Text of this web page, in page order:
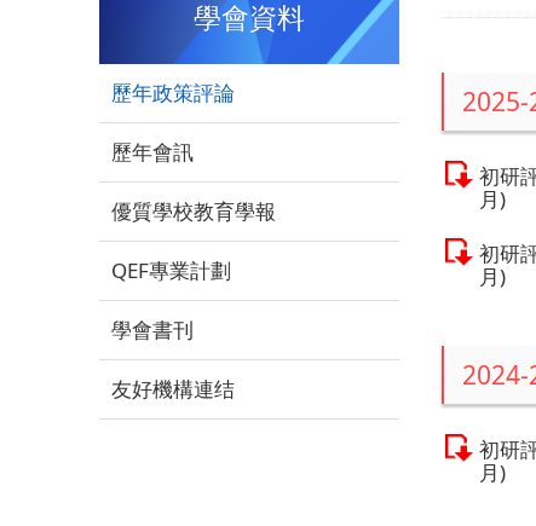
2025-
初研
月)
初研
月)
2024-
初研
月)
學會資料
歷年政策評論
歷年會訊
優質學校教育學報
QEF專業計劃
學會書刊
友好機構連结